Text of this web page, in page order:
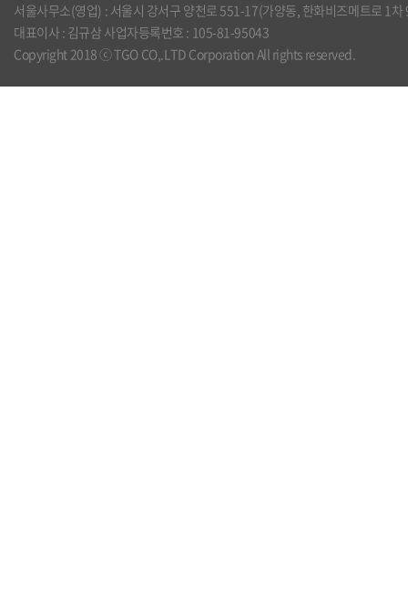
서울사무소(영업) : 서울시 강서구 양천로 551-17(가양동, 한화비즈메트로 1
대표이사 : 김규삼 사업자등록번호 : 105-81-95043
Copyright 2018 ⓒ TGO CO,.LTD Corporation All rights reserved.